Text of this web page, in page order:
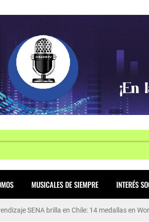
MUSICALES DE SIEMPRE INTERÉS
vacantes para Funza
SENA brilla en Chile: 14 medallas en